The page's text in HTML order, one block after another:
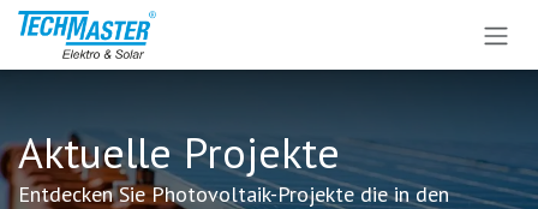
Zum Inhalt springen
Aktuelle Projekte
Entdecken Sie Photovoltaik-Projekte die in den